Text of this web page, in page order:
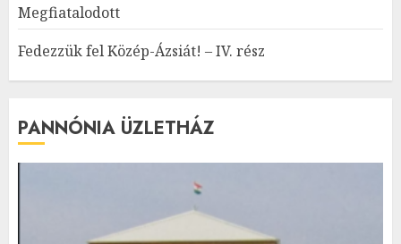
Megfiatalodott
Fedezzük fel Közép-Ázsiát! – IV. rész
PANNÓNIA ÜZLETHÁZ